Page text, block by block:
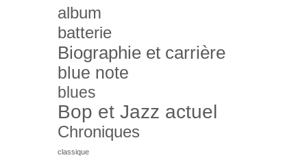
album
batterie
Biographie et carrière
blue note
blues
Bop et Jazz actuel
Chroniques
classique